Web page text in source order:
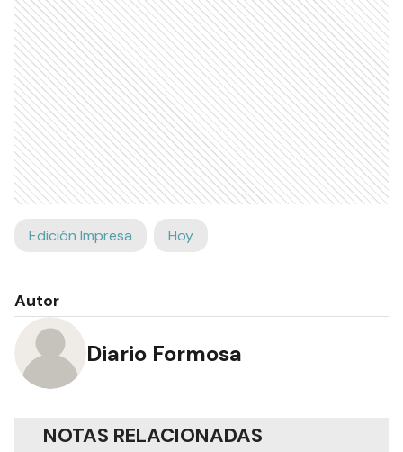
Edición Impresa Hoy
Autor
Diario Formosa
NOTAS RELACIONADAS